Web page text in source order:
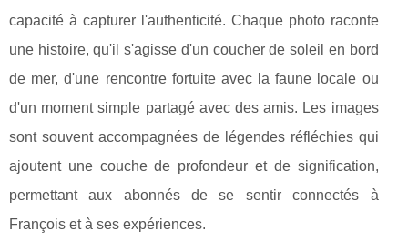
capacité à capturer l'authenticité. Chaque photo raconte
une histoire, qu'il s'agisse d'un coucher de soleil en bord
de mer, d'une rencontre fortuite avec la faune locale ou
d'un moment simple partagé avec des amis. Les images
sont souvent accompagnées de légendes réfléchies qui
ajoutent une couche de profondeur et de signification,
permettant aux abonnés de se sentir connectés à
François et à ses expériences.